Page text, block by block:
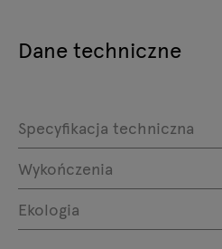
Dane techniczne
Specyfikacja techniczna
Wykończenia
Ekologia